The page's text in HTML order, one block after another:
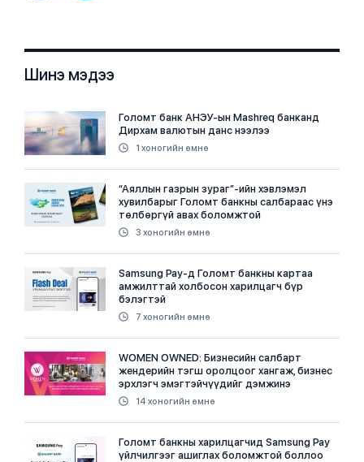
Шинэ мэдээ
Голомт банк АНЭУ-ын Mashreq банканд
Дирхам валютын данс нээлээ
1 хоногийн өмнө
“Аяллын газрын зураг”-ийн хэвлэмэл
хувилбарыг Голомт банкны салбараас үнэ
төлбөргүй авах боломжтой
3 хоногийн өмнө
Samsung Pay-д Голомт банкны картаа
амжилттай холбосон харилцагч бүр
бэлэгтэй
7 хоногийн өмнө
WOMEN OWNED: Бизнесийн салбарт
жендерийн тэгш оролцоог хангаж, бизнес
эрхлэгч эмэгтэйчүүдийг дэмжинэ
14 хоногийн өмнө
Голомт банкны харилцагчид Samsung Pay
үйлчилгээг ашиглах боломжтой боллоо